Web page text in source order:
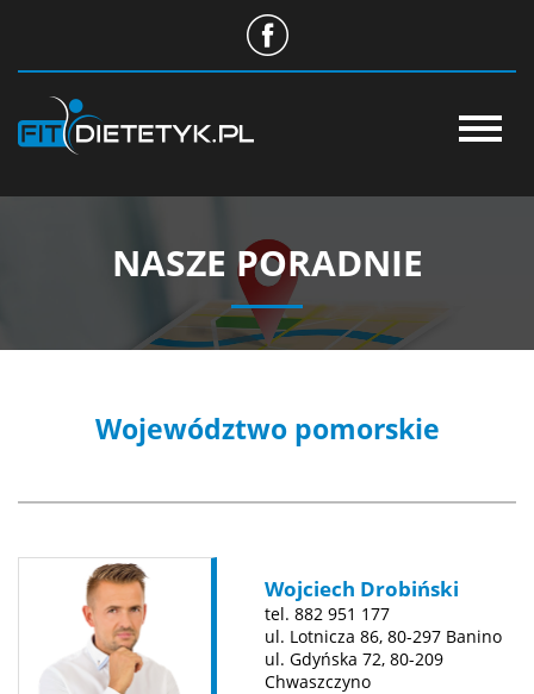
STANDARD USŁUG
NASZE PORADNIE
CENTRUM WIEDZY
NASZE PORADNIE
Województwo pomorskie
Wojciech Drobiński
tel. 882 951 177
ul. Lotnicza 86, 80-297 Banino
ul. Gdyńska 72, 80-209
Chwaszczyno